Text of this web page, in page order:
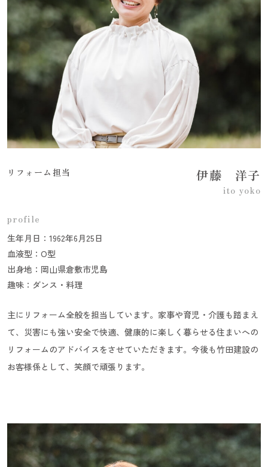
リフォーム担当 伊藤 洋子
ito yoko
profile
生年月日：1962年6月25日
血液型：O型
出身地：岡山県倉敷市児島
趣味：ダンス・料理
主にリフォーム全般を担当しています。家事や育児・介護も踏まえ
て、災害にも強い安全で快適、健康的に楽しく暮らせる住まいへの
リフォームのアドバイスをさせていただきます。今後も竹田建設の
お客様係として、笑顔で頑張ります。